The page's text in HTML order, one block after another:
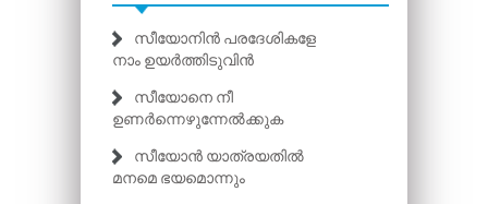
സീയോനിൻ പരദേശികളേ
നാം ഉയർത്തിടുവിൻ
സീയോനെ നീ
ഉണർന്നെഴുന്നേൽക്കുക
സീയോൻ യാത്രയതിൽ
മനമെ ഭയമൊന്നും